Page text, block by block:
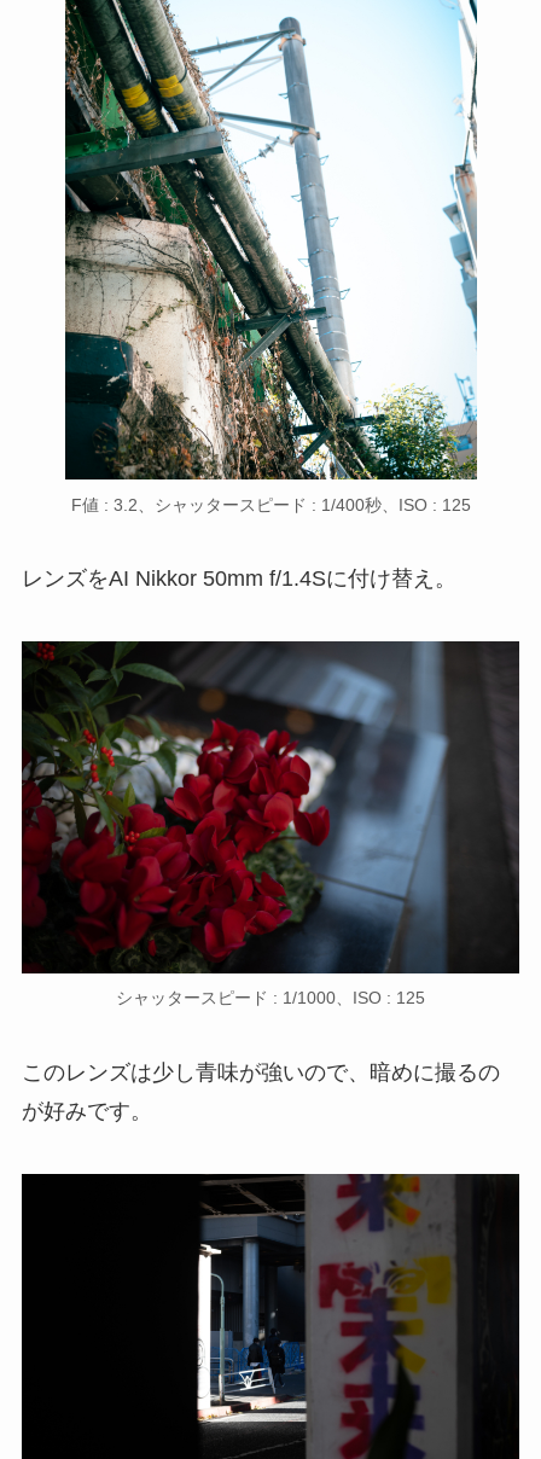
F値 : 3.2、シャッタースピード : 1/400秒、ISO : 125
レンズをAI Nikkor 50mm f/1.4Sに付け替え。
シャッタースピード : 1/1000、ISO : 125
このレンズは少し青味が強いので、暗めに撮るの
が好みです。